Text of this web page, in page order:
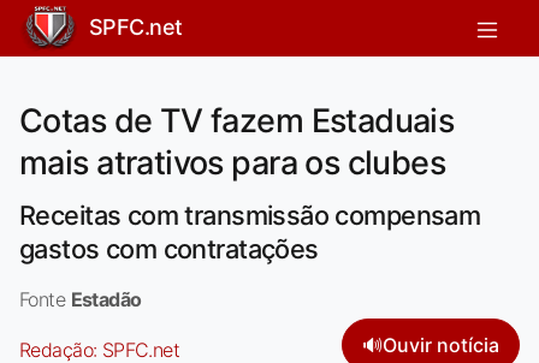
SPFC.net
Cotas de TV fazem Estaduais
mais atrativos para os clubes
Receitas com transmissão compensam
gastos com contratações
Fonte Estadão
Redação: SPFC.net 🔊Ouvir notícia